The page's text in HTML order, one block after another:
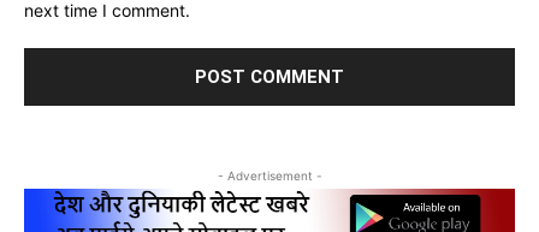
next time I comment.
- Advertisement -